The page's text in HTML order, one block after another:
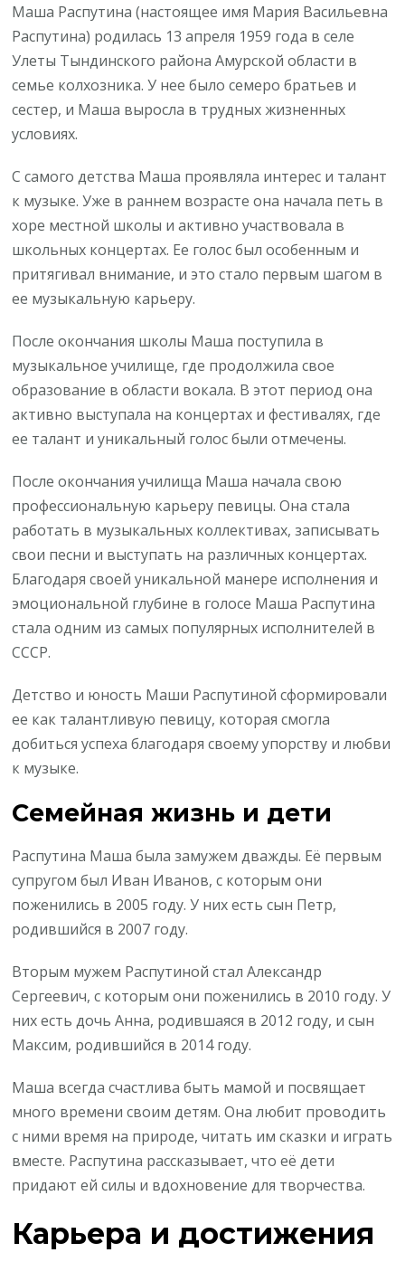
Маша Распутина (настоящее имя Мария Васильевна
Распутина) родилась 13 апреля 1959 года в селе
Улеты Тындинского района Амурской области в
семье колхозника. У нее было семеро братьев и
сестер, и Маша выросла в трудных жизненных
условиях.
С самого детства Маша проявляла интерес и талант
к музыке. Уже в раннем возрасте она начала петь в
хоре местной школы и активно участвовала в
школьных концертах. Ее голос был особенным и
притягивал внимание, и это стало первым шагом в
ее музыкальную карьеру.
После окончания школы Маша поступила в
музыкальное училище, где продолжила свое
образование в области вокала. В этот период она
активно выступала на концертах и фестивалях, где
ее талант и уникальный голос были отмечены.
После окончания училища Маша начала свою
профессиональную карьеру певицы. Она стала
работать в музыкальных коллективах, записывать
свои песни и выступать на различных концертах.
Благодаря своей уникальной манере исполнения и
эмоциональной глубине в голосе Маша Распутина
стала одним из самых популярных исполнителей в
СССР.
Детство и юность Маши Распутиной сформировали
ее как талантливую певицу, которая смогла
добиться успеха благодаря своему упорству и любви
к музыке.
Семейная жизнь и дети
Распутина Маша была замужем дважды. Её первым
супругом был Иван Иванов, с которым они
поженились в 2005 году. У них есть сын Петр,
родившийся в 2007 году.
Вторым мужем Распутиной стал Александр
Сергеевич, с которым они поженились в 2010 году. У
них есть дочь Анна, родившаяся в 2012 году, и сын
Максим, родившийся в 2014 году.
Маша всегда счастлива быть мамой и посвящает
много времени своим детям. Она любит проводить
с ними время на природе, читать им сказки и играть
вместе. Распутина рассказывает, что её дети
придают ей силы и вдохновение для творчества.
Карьера и достижения